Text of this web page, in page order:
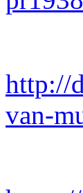
http://
van-